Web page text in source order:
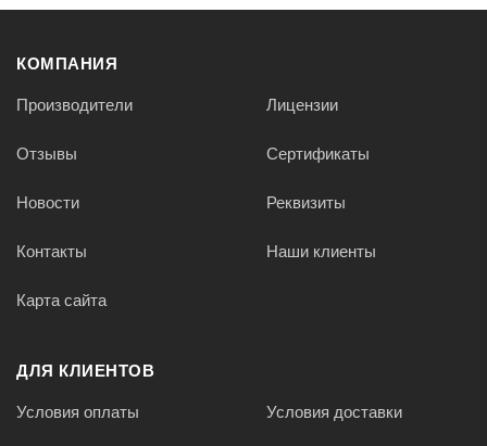
КОМПАНИЯ
Производители Лицензии
Отзывы Сертификаты
Новости Реквизиты
Контакты Наши клиенты
Карта сайта
ДЛЯ КЛИЕНТОВ
Условия оплаты Условия доставки